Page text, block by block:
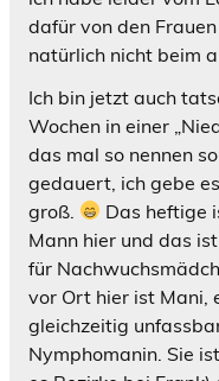
dafür von den
natürlich nicht beim
Ich bin jetzt auch
Wochen in einer
das mal so nennen
gedauert, ich gebe
groß.
Das heftige
Mann hier und das
für
vor Ort hier ist Mani,
gleichzeitig
Nymphomanin. Sie